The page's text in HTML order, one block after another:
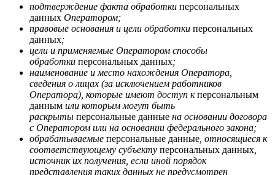
подтверждение факта обработки персональных
данных Оператором;
правовые основания и цели обработки персональных
данных;
цели и применяемые Оператором способы
обработки персональных данных;
наименование и место нахождения Оператора,
сведения о лицах (за исключением работников
Оператора), которые имеют доступ кперсональным
данным или которым могут быть
раскрыты персональные данные на основании договора
с Оператором или на основании федерального закона;
обрабатываемые персональные данные , относящиеся к
соответствующему субъекту персональных данных
источник их получения, если иной порядок
представления таких данных не предусмотрен